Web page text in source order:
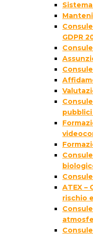
GDPR
ATEX –
rischio